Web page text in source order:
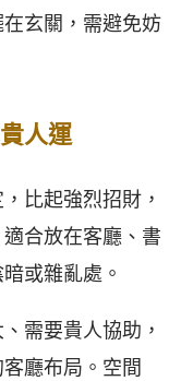
玄關，需避免妨
人運
比起強烈招財，
合放在客廳、書
或雜亂處。
需要貴人協助，
廳布局。空間